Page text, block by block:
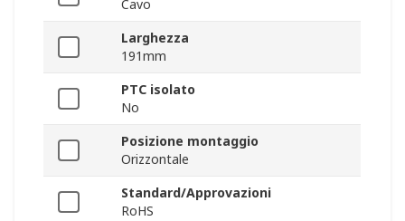
Cavo
Larghezza
191mm
PTC isolato
No
Posizione montaggio
Orizzontale
Standard/Approvazioni
RoHS